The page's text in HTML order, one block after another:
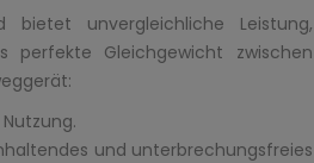
unvergleichliche Leistung,
perfekte Gleichgewicht zwischen
und unterbrechungsfreies